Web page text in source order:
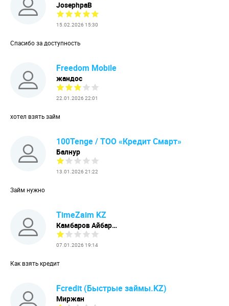
JosephpaB
15.02.2026 15:30
Спасибо за доступность
Freedom Mobile
жандос
22.01.2026 22:01
хотел взять займ
100Tenge / ТОО «Кредит Смарт»
Балнур
13.01.2026 21:22
Займ нужно
TimeZaim KZ
Камбаров Айбар…
07.01.2026 19:14
Как взять кредит
Fcredit (Быстрые займы.KZ)
Миржан